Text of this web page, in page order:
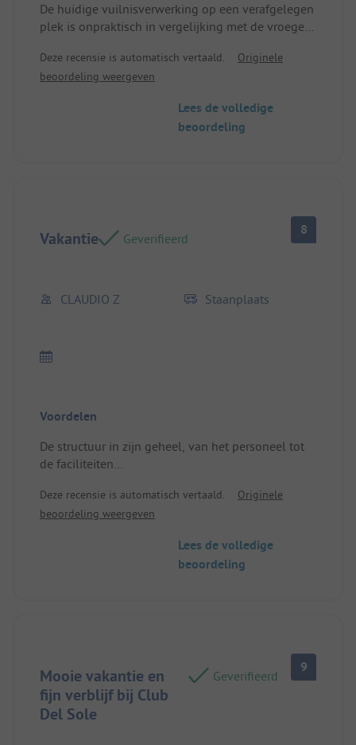
De huidige vuilnisverwerking op een verafgelegen
plek is onpraktisch in vergelijking met de vroegere
maakt afvalscheiding praktisch onmogelijk
(meerdere zakken op de camping opstapelen -
receptie met soms zware zakken - glas - dat is
geen vakantieplezier! De afgesloten wascabine is
Deze recensie is automatisch vertaald.
Originele
beoordeling weergeven
Lees de volledige
beoordeling
Vakantie Geverifieerd
8
CLAUDIO Z Staanplaats
Voordelen
De structuur in zijn geheel, van het personeel tot
de faciliteiten
gemakkelijk
Deze recensie is automatisch vertaald.
Originele
beoordeling weergeven
Lees de volledige
beoordeling
Mooie vakantie en
fijn verblijf bij Club
Del Sole
Geverifieerd
9